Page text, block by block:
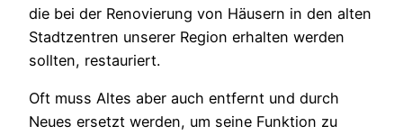
die bei der Renovierung von Häusern in den alten
Stadtzentren unserer Region erhalten werden
sollten, restauriert.
Oft muss Altes aber auch entfernt und durch
Neues ersetzt werden, um seine Funktion zu